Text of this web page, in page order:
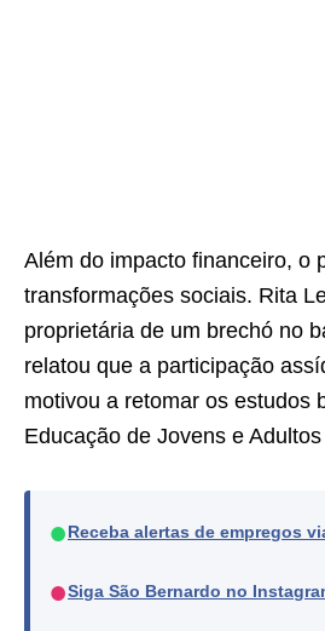
Além do impacto financeiro, o
transformações sociais. Rita
proprietária de um brechó no
relatou que a participação
motivou a retomar os estudos
Educação de Jovens e
● Receba alertas de empregos
●Siga São Bernardo no